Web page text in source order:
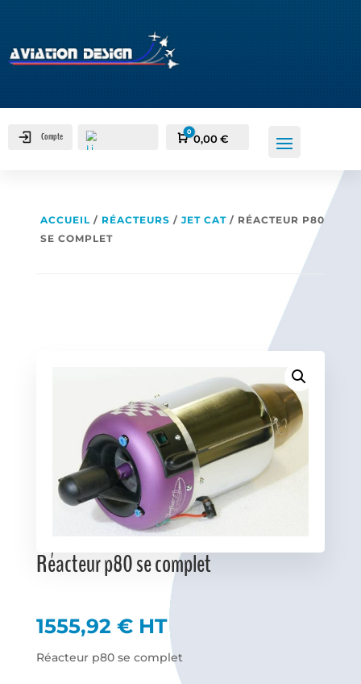
Compte Panier
0
0,00€
ACCUEIL / RÉACTEURS / JET CAT/ RÉACTEUR P80
SE COMPLET
Réacteur p80 se complet
1555,92 € HT
Réacteur p80 se complet